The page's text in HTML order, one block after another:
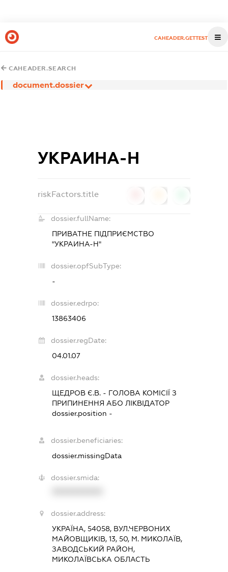
CAHEADER.GETTEST
CAHEADER.SEARCH
document.dossier
УКРАИНА-Н
riskFactors.title
dossier.fullName:
ПРИВАТНЕ ПІДПРИЄМСТВО
"УКРАИНА-Н"
dossier.opfSubType:
-
dossier.edrpo:
13863406
dossier.regDate:
04.01.07
dossier.heads:
ЩЕДРОВ Є.В. - ГОЛОВА КОМІСІЇ З
ПРИПИНЕННЯ АБО ЛІКВІДАТОР
dossier.position -
dossier.beneficiaries:
dossier.missingData
dossier.smida:
dossier.address:
УКРАЇНА, 54058, ВУЛ.ЧЕРВОНИХ
МАЙОВЩИКІВ, 13, 50, М. МИКОЛАЇВ,
ЗАВОДСЬКИЙ РАЙОН,
МИКОЛАЇВСЬКА ОБЛАСТЬ